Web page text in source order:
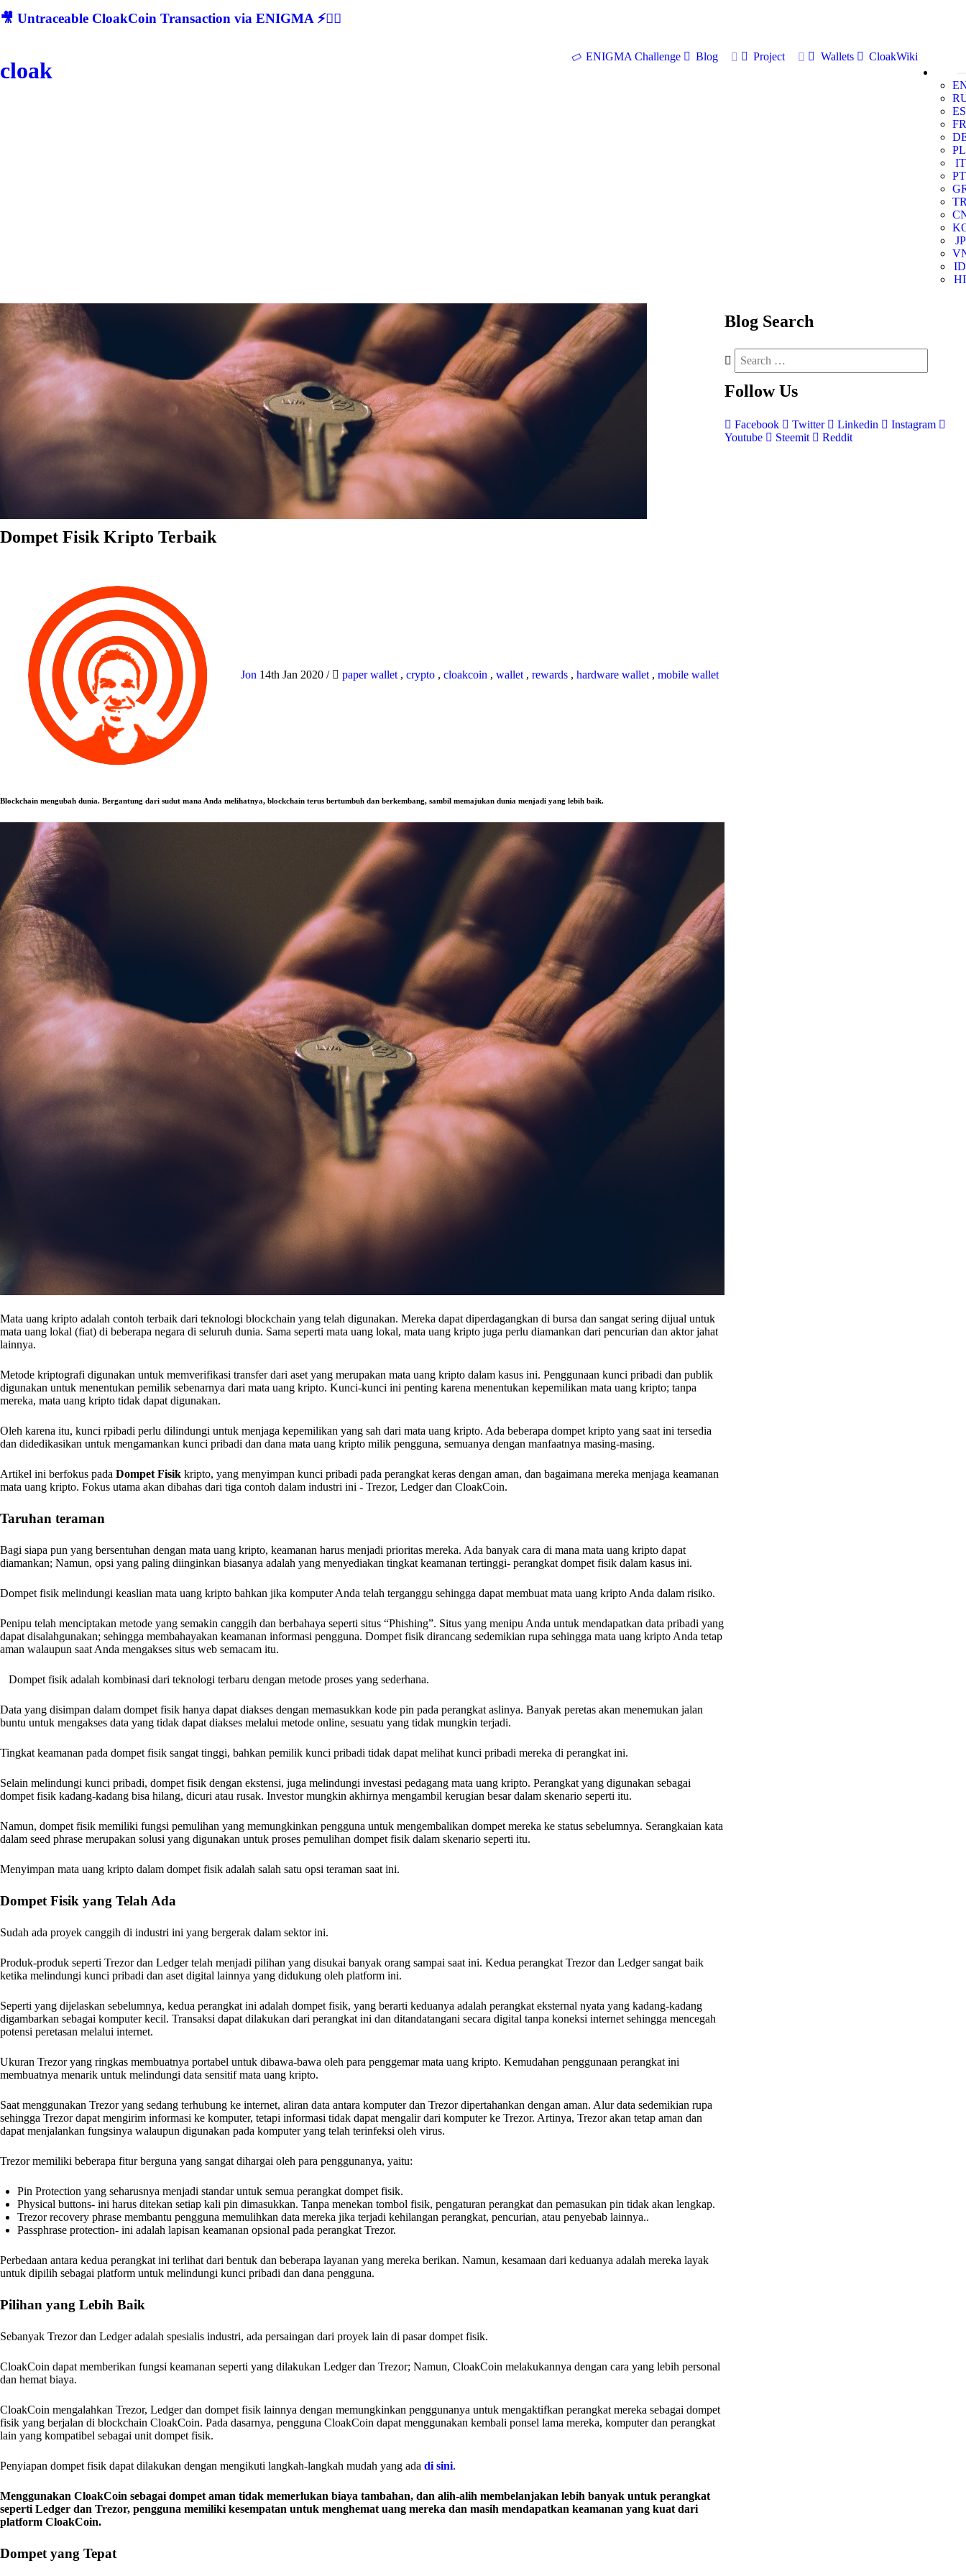
🎥 Untraceable CloakCoin Transaction via ENIGMA ⚡🕵‍♂
cloak
ENIGMA Challenge Blog Project Wallets
CloakWiki
ES
FR
PL
IT
PT
JP
ID
HI
Dompet Fisik Kripto Terbaik
Jon 14th Jan 2020 / paper wallet , crypto , cloakcoin , wallet , rewards , hardware wallet , mobile wallet
Blockchain mengubah dunia. Bergantung dari sudut mana Anda melihatnya, blockchain terus bertumbuh dan berkembang, sambil memajukan dunia menjadi yang lebih baik.
Mata uang kripto adalah contoh terbaik dari teknologi blockchain yang telah digunakan. Mereka dapat diperdagangkan di bursa dan sangat sering dijual untuk
mata uang lokal (fiat) di beberapa negara di seluruh dunia. Sama seperti mata uang lokal, mata uang kripto juga perlu diamankan dari pencurian dan aktor jahat
lainnya.
Metode kriptografi digunakan untuk memverifikasi transfer dari aset yang merupakan mata uang kripto dalam kasus ini. Penggunaan kunci pribadi dan publik
digunakan untuk menentukan pemilik sebenarnya dari mata uang kripto. Kunci-kunci ini penting karena menentukan kepemilikan mata uang kripto; tanpa
mereka, mata uang kripto tidak dapat digunakan.
Oleh karena itu, kunci rpibadi perlu dilindungi untuk menjaga kepemilikan yang sah dari mata uang kripto. Ada beberapa dompet kripto yang saat ini tersedia
dan didedikasikan untuk mengamankan kunci pribadi dan dana mata uang kripto milik pengguna, semuanya dengan manfaatnya masing-masing.
Artikel ini berfokus pada Dompet Fisik kripto, yang menyimpan kunci pribadi pada perangkat keras dengan aman, dan bagaimana mereka menjaga keamanan
mata uang kripto. Fokus utama akan dibahas dari tiga contoh dalam industri ini - Trezor, Ledger dan CloakCoin.
Taruhan teraman
Bagi siapa pun yang bersentuhan dengan mata uang kripto, keamanan harus menjadi prioritas mereka. Ada banyak cara di mana mata uang kripto dapat
diamankan; Namun, opsi yang paling diinginkan biasanya adalah yang menyediakan tingkat keamanan tertinggi- perangkat dompet fisik dalam kasus ini.
Dompet fisik melindungi keaslian mata uang kripto bahkan jika komputer Anda telah terganggu sehingga dapat membuat mata uang kripto Anda dalam risiko.
Penipu telah menciptakan metode yang semakin canggih dan berbahaya seperti situs “Phishing”. Situs yang menipu Anda untuk mendapatkan data pribadi yang
dapat disalahgunakan; sehingga membahayakan keamanan informasi pengguna. Dompet fisik dirancang sedemikian rupa sehingga mata uang kripto Anda tetap
aman walaupun saat Anda mengakses situs web semacam itu.
Dompet fisik adalah kombinasi dari teknologi terbaru dengan metode proses yang sederhana.
Data yang disimpan dalam dompet fisik hanya dapat diakses dengan memasukkan kode pin pada perangkat aslinya. Banyak peretas akan menemukan jalan
buntu untuk mengakses data yang tidak dapat diakses melalui metode online, sesuatu yang tidak mungkin terjadi.
Tingkat keamanan pada dompet fisik sangat tinggi, bahkan pemilik kunci pribadi tidak dapat melihat kunci pribadi mereka di perangkat ini.
Selain melindungi kunci pribadi, dompet fisik dengan ekstensi, juga melindungi investasi pedagang mata uang kripto. Perangkat yang digunakan sebagai
dompet fisik kadang-kadang bisa hilang, dicuri atau rusak. Investor mungkin akhirnya mengambil kerugian besar dalam skenario seperti itu.
Namun, dompet fisik memiliki fungsi pemulihan yang memungkinkan pengguna untuk mengembalikan dompet mereka ke status sebelumnya. Serangkaian kata
dalam seed phrase merupakan solusi yang digunakan untuk proses pemulihan dompet fisik dalam skenario seperti itu.
Menyimpan mata uang kripto dalam dompet fisik adalah salah satu opsi teraman saat ini.
Dompet Fisik yang Telah Ada
Sudah ada proyek canggih di industri ini yang bergerak dalam sektor ini.
Produk-produk seperti Trezor dan Ledger telah menjadi pilihan yang disukai banyak orang sampai saat ini. Kedua perangkat Trezor dan Ledger sangat baik
ketika melindungi kunci pribadi dan aset digital lainnya yang didukung oleh platform ini.
Seperti yang dijelaskan sebelumnya, kedua perangkat ini adalah dompet fisik, yang berarti keduanya adalah perangkat eksternal nyata yang kadang-kadang
digambarkan sebagai komputer kecil. Transaksi dapat dilakukan dari perangkat ini dan ditandatangani secara digital tanpa koneksi internet sehingga mencegah
potensi peretasan melalui internet.
Ukuran Trezor yang ringkas membuatnya portabel untuk dibawa-bawa oleh para penggemar mata uang kripto. Kemudahan penggunaan perangkat ini
membuatnya menarik untuk melindungi data sensitif mata uang kripto.
Saat menggunakan Trezor yang sedang terhubung ke internet, aliran data antara komputer dan Trezor dipertahankan dengan aman. Alur data sedemikian rupa
sehingga Trezor dapat mengirim informasi ke komputer, tetapi informasi tidak dapat mengalir dari komputer ke Trezor. Artinya, Trezor akan tetap aman dan
dapat menjalankan fungsinya walaupun digunakan pada komputer yang telah terinfeksi oleh virus.
Trezor memiliki beberapa fitur berguna yang sangat dihargai oleh para penggunanya, yaitu:
Pin Protection yang seharusnya menjadi standar untuk semua perangkat dompet fisik.
Physical buttons- ini harus ditekan setiap kali pin dimasukkan. Tanpa menekan tombol fisik, pengaturan perangkat dan pemasukan pin tidak akan lengkap.
Trezor recovery phrase membantu pengguna memulihkan data mereka jika terjadi kehilangan perangkat, pencurian, atau penyebab lainnya..
Passphrase protection- ini adalah lapisan keamanan opsional pada perangkat Trezor.
Perbedaan antara kedua perangkat ini terlihat dari bentuk dan beberapa layanan yang mereka berikan. Namun, kesamaan dari keduanya adalah mereka layak
untuk dipilih sebagai platform untuk melindungi kunci pribadi dan dana pengguna.
Pilihan yang Lebih Baik
Sebanyak Trezor dan Ledger adalah spesialis industri, ada persaingan dari proyek lain di pasar dompet fisik.
CloakCoin dapat memberikan fungsi keamanan seperti yang dilakukan Ledger dan Trezor; Namun, CloakCoin melakukannya dengan cara yang lebih personal
dan hemat biaya.
CloakCoin mengalahkan Trezor, Ledger dan dompet fisik lainnya dengan memungkinkan penggunanya untuk mengaktifkan perangkat mereka sebagai dompet
fisik yang berjalan di blockchain CloakCoin. Pada dasarnya, pengguna CloakCoin dapat menggunakan kembali ponsel lama mereka, komputer dan perangkat
lain yang kompatibel sebagai unit dompet fisik.
Penyiapan dompet fisik dapat dilakukan dengan mengikuti langkah-langkah mudah yang ada di sini.
Menggunakan CloakCoin sebagai dompet aman tidak memerlukan biaya tambahan, dan alih-alih membelanjakan lebih banyak untuk perangkat
seperti Ledger dan Trezor, pengguna memiliki kesempatan untuk menghemat uang mereka dan masih mendapatkan keamanan yang kuat dari
platform CloakCoin.
Dompet yang Tepat
Blog Search
Follow Us
Facebook Twitter Linkedin
Instagram
Youtube
Steemit Reddit